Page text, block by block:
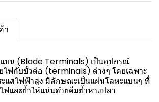
า
บน (Blade Terminals) เป็นอุปกรณ์
ไฟกับขั้วต่อ (terminals) ต่างๆ โดยเฉพาะ
ะแสไฟฟ้าสูง มีลักษณะเป็นแผ่นโลหะแบนๆ ที่
ฟและย้ำให้แน่นด้วยคีมย้ำหางปลา